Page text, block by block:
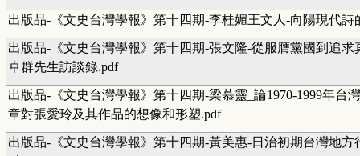
出版品-《文史台灣學報》第十四期-李桂媚王文人-向陽現代詩
出版品-《文史台灣學報》第十四期-張文隆-從服膺黨國到追
卓群先生訪談錄.pdf
出版品-《文史台灣學報》第十四期-梁慕靈_論1970-1999年台
章對張愛玲及其作品的想像和形塑.pdf
出版品-《文史台灣學報》第十四期-黃美惠-日治初期台灣地方